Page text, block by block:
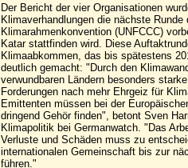
Der Bericht der vier Organisationen
Klimaverhandlungen die nächste
Klimarahmenkonvention (UNFCCC)
Katar stattfinden wird. Diese
Klimaabkommen, das bis spätestens
deutlich gemacht: "Durch den
verwundbaren Ländern besonders
Forderungen nach mehr Ehrgeiz für
Emittenten müssen bei der
dringend Gehör finden", betont Sven
Klimapolitik bei Germanwatch. "Das
Verluste und Schäden muss zu
internationalen Gemeinschaft bis zur
führen."